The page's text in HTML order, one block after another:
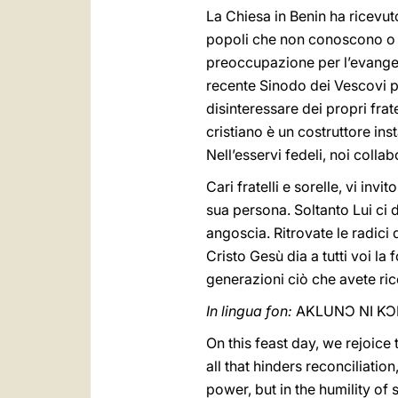
La Chiesa in Benin ha
popoli che non conoscono
preoccupazione per
recente Sinodo dei Vescovi
disinteressare dei propri
cristiano è un costruttore
Nell’esservi fedeli, noi
Cari fratelli e sorelle, vi
sua persona. Soltanto Lui ci
angoscia. Ritrovate le radici
Cristo Gesù dia a tutti voi la
generazioni ciò che avete
In lingua fon: AKLUNƆ NI
On this feast day, we
all that hinders
power, but in the humility of